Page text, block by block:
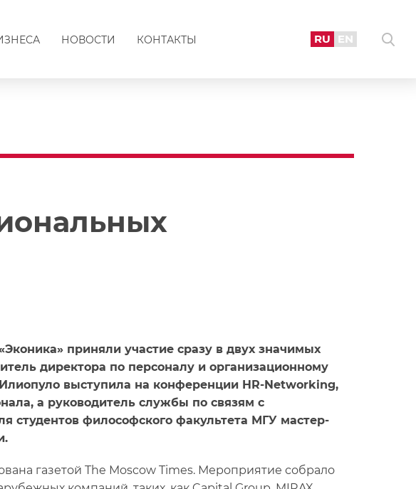
НОВОСТИ КОНТАКТЫ RU EN
приняли участие сразу в двух значимых
директора по персоналу и организационному
выступила на конференции HR-Networking,
а руководитель службы по связям с
студентов философского факультета МГУ мастер-
газетой The Moscow Times. Мероприятие собрало